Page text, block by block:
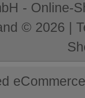
- Online-
© 2026 |